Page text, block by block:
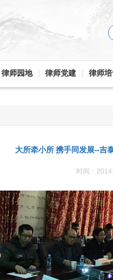
律师园地 律师党建 律师培
大所牵小所 携手同发展--吉
时间：